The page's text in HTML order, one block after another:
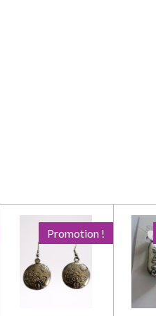
Promotion !